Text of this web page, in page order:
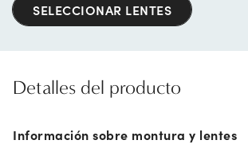
SELECCIONAR LENTES
Detalles del producto
Información sobre montura y lentes